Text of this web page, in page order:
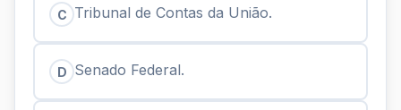
C Tribunal de Contas da União.
D Senado Federal.